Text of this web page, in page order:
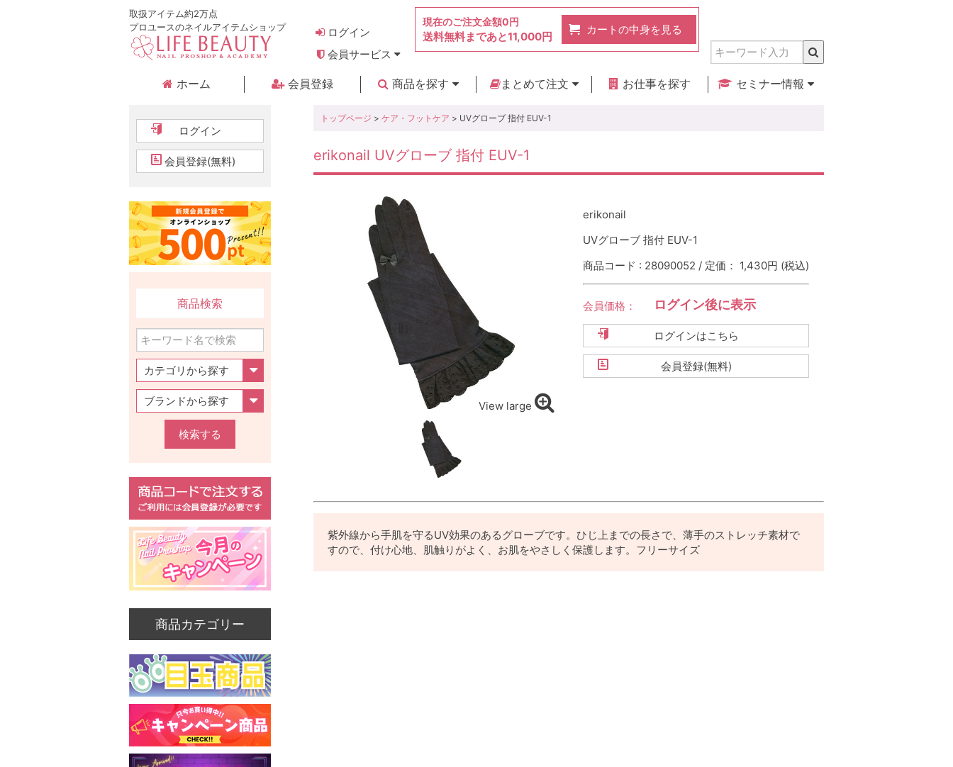
取扱アイテム約2万点
プロユースのネイルアイテムショップ
ログイン
会員サービス
現在のご注文金額0円
送料無料まであと11,000円
カートの中身を見る
ホーム 会員登録
商品を探す
まとめて注文
お仕事を探す
セミナー情報
トップページ > ケア・フットケア > UVグローブ 指付 EUV-1
erikonail UVグローブ 指付 EUV-1
View large
erikonail
UVグローブ 指付 EUV-1
商品コード : 28090052 / 定価： 1,430円 (税込)
会員価格： ログイン後に表示
ログインはこちら
会員登録(無料)
紫外線から手肌を守るUV効果のあるグローブです。ひじ上までの長さで、薄手のストレッチ素材で
すので、付け心地、肌触りがよく、お肌をやさしく保護します。フリーサイズ
ログイン
会員登録(無料)
商品検索
検索する
商品カテゴリー